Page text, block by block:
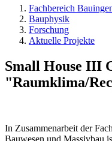
Fachbereich
Bauphysik
Forschung
Aktuelle Projekte
Small House III
"Raumklima/
In Zusammenarbeit der
Bauwesen und Massivbau